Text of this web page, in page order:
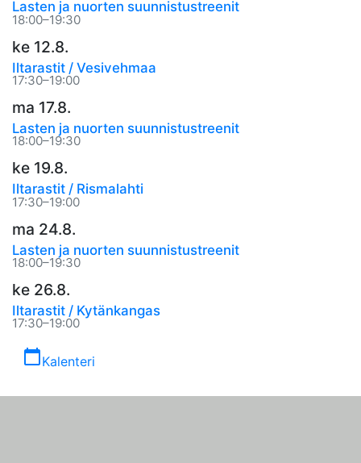
Lasten ja nuorten suunnistustreenit
18:00–19:30
ke 12.8.
Iltarastit / Vesivehmaa
17:30–19:00
ma 17.8.
Lasten ja nuorten suunnistustreenit
18:00–19:30
ke 19.8.
Iltarastit / Rismalahti
17:30–19:00
ma 24.8.
Lasten ja nuorten suunnistustreenit
18:00–19:30
ke 26.8.
Iltarastit / Kytänkangas
17:30–19:00
calendar_todayKalenteri